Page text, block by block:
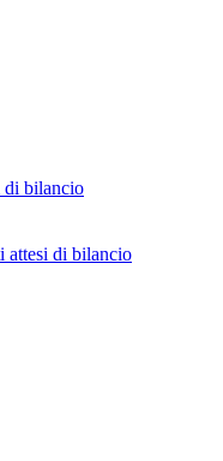
di bilancio
attesi di bilancio